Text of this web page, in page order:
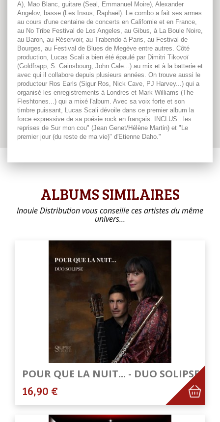
A), Mao Blanc, guitare (Seal, Emmanuel Moire), Alexander
Angelov, basse (Les Insus, Raphaël). Le combo a fait ses armes
au cours d'une centaine de concerts en Californie et en France,
au No Tribe Festival de Los Angeles, au Gibus, à La Boule Noire,
au Baron, au Réservoir, au Trabendo à Paris, au Festival de
Bourges, au Festival de Blues de Megève entre autres. Côté
production, Lucas Scali a bien été épaulé par Dimitri Tikovoï
(Goldfrapp, S. Gainsbourg, John Cale...) au mix et à la batterie et
avec qui il collabore depuis plusieurs années. On trouve aussi le
producteur Ros Earls (Sigur Ros, Nick Cave, PJ Harvey...) qui a
organisé les enregistrements à Londres et Mark Williams (The
Fleshtones...) qui a mixé l'album. Avec sa voix forte et son
timbre puissant, Lucas Scali dévoile dans ce premier album la
force expressive de sa poésie rock en français. INCLUS : les
reprises de Sur mon cou" (Jean Genet/Hélène Martin) et "Le
premier jour (du reste de ma vie)" d'Etienne Daho."
ALBUMS SIMILAIRES
Inouie Distribution vous conseille ces artistes du même
univers…
POUR QUE LA NUIT... - DUO SOLIPSE
16,90 €